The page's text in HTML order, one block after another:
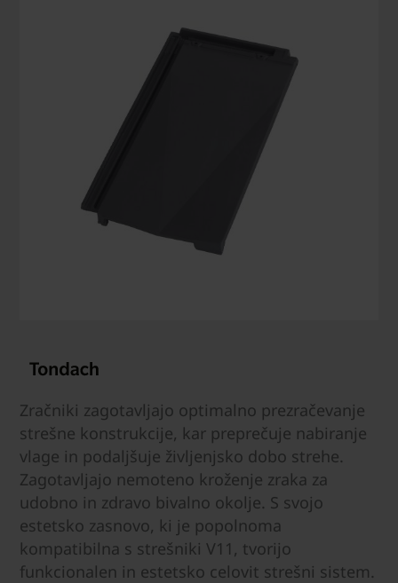
Zračniki zagotavljajo optimalno prezračevanje
strešne konstrukcije, kar preprečuje nabiranje
vlage in podaljšuje življenjsko dobo strehe.
Zagotavljajo nemoteno kroženje zraka za
udobno in zdravo bivalno okolje. S svojo
estetsko zasnovo, ki je popolnoma
kompatibilna s strešniki V11, tvorijo
funkcionalen in estetsko celovit strešni sistem.